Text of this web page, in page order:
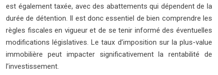
est également taxée, avec des abattements qui dépendent de la
durée de détention. Il est donc essentiel de bien comprendre les
règles fiscales en vigueur et de se tenir informé des éventuelles
modifications législatives. Le taux d’imposition sur la plus-value
immobilière peut impacter significativement la rentabilité de
l’investissement.